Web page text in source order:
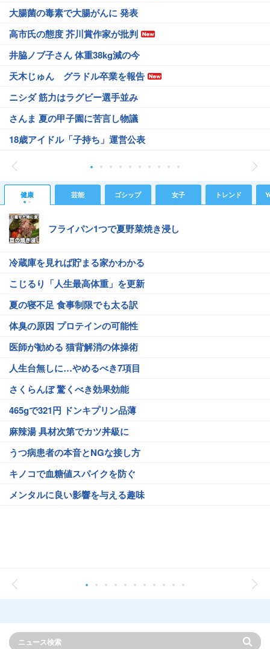
大腸菌の毒素で大腸がんに 発表
高市氏の態度 芥川賞作家が批判
井脇ノブ子さん 体重38kg減の今
天木じゅん グラドル卒業を報告
ニシダ 筋力はラグビー選手並み
さんま 夏の甲子園に苦言し物議
18歳アイドル「子持ち」運営公表
健康 芸能 ゴシップ 女子 トレンド
フライパン1つで夏野菜焼き浸し
冷蔵庫を見れば貯まる家かわかる
こじるり「人生最高体重」を更新
夏の寝不足 食事制限でも太る訳
体臭の原因 プロテインの可能性
医師が勧める 猫背解消の体操術
人生台無しに…やめるべき7項目
さくらんぼ 驚くべき効果効能
465gで321円 ドンキプリン品薄
麻辣湯 具材次第でカツ丼級に
うつ病患者の本音とNGな接し方
キノコで血糖値スパイクを防ぐ
メンタルに良い影響を与える趣味